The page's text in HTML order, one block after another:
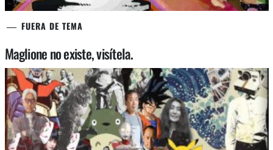
FUERA DE TEMA
Maglione no existe, visítela.